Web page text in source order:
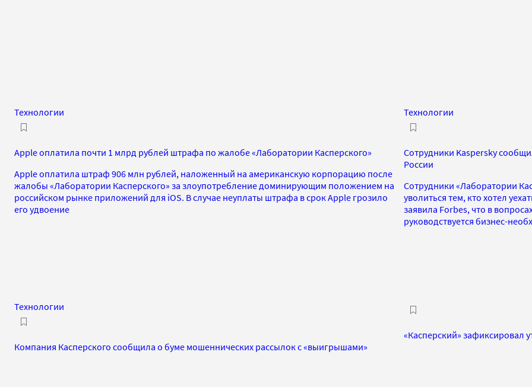
Технологии
Apple оплатила почти 1 млрд рублей штрафа по жалобе «Лаборатории Касперского»
Apple оплатила штраф 906 млн рублей, наложенный на американскую корпорацию после
жалобы «Лаборатории Касперского» за злоупотребление доминирующим положением на
российском рынке приложений для iOS. В случае неуплаты штрафа в срок Apple грозило
его удвоение
Технологии
Сотрудники Kaspersky
России
Сотрудники «Лаборатории
уволиться тем, кто хотел
заявила Forbes, что в
руководствуется бизнес-
Технологии
Компания Касперского сообщила о буме мошеннических рассылок с «выигрышами»
«Касперский» зафиксировал